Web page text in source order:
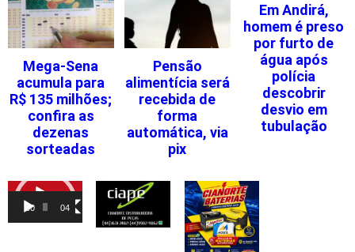
Mega-Sena
acumula para
R$ 135 milhões;
confira as
dezenas
sorteadas
Pensão
alimentícia será
recebida de
forma
automática, via
pix
Em Andirá,
homem é preso
por furto de
água após
polícia
descobrir
desvio em
tubulação
Tocador
00:00 04:46